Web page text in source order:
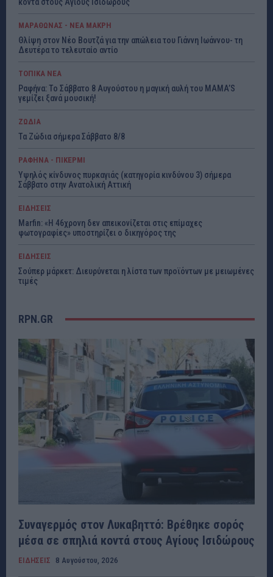
κοντά στους Αγίους Ισιδώρους
ΜΑΡΑΘΩΝΑΣ - ΝΕΑ ΜΑΚΡΗ
Θλίψη στον Νέο Βουτζά για την απώλεια του Γιάννη Ιωάννου- τη
Δευτέρα το τελευταίο αντίο
ΤΟΠΙΚΑ ΝΕΑ
Ραφήνα: Το Σάββατο 8 Αυγούστου η μαγική αυλή του MAMA’S
γεμίζει ξανά μουσική!
ΖΩΔΙΑ
Τα Ζώδια σήμερα Σάββατο 8/8
ΡΑΦΗΝΑ - ΠΙΚΕΡΜΙ
Υψηλός κίνδυνος πυρκαγιάς (κατηγορία κινδύνου 3) σήμερα
Σάββατο στην Ανατολική Αττική
ΕΙΔΗΣΕΙΣ
Marfin: «Η 46χρονη δεν απεικονίζεται στις επίμαχες
φωτογραφίες» υποστηρίζει ο δικηγόρος της
ΕΙΔΗΣΕΙΣ
Σούπερ μάρκετ: Διευρύνεται η λίστα των προϊόντων με μειωμένες
τιμές
RPN.GR
Συναγερμός στον Λυκαβηττό: Βρέθηκε σορός
μέσα σε σπηλιά κοντά στους Αγίους Ισιδώρους
ΕΙΔΗΣΕΙΣ 8 Αυγούστου, 2026